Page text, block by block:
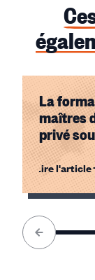
La
maîtres
privé
Lire l'article